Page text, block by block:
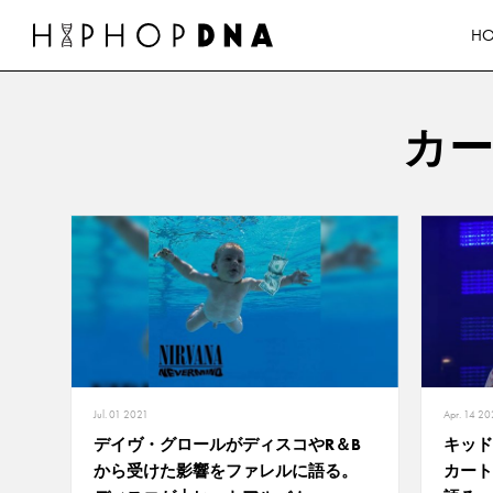
カ
Jul. 01 2021
デイヴ・グロールがディスコやR＆B
から受けた影響をファレルに語る。
Apr. 14
キッ
カー